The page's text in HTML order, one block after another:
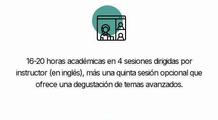
16-20 horas académicas en 4 sesiones dirigidas por
instructor (en inglés), más una quinta sesión opcional que
ofrece una degustación de temas avanzados.